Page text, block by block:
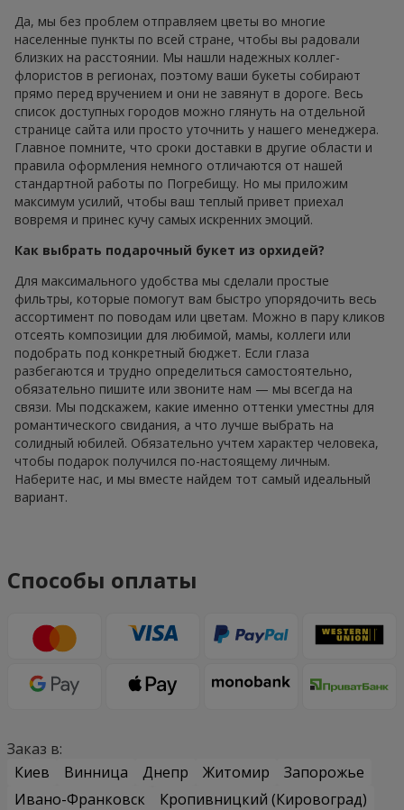
Да, мы без проблем отправляем цветы во многие
населенные пункты по всей стране, чтобы вы радовали
близких на расстоянии. Мы нашли надежных коллег-
флористов в регионах, поэтому ваши букеты собирают
прямо перед вручением и они не завянут в дороге. Весь
список доступных городов можно глянуть на отдельной
странице сайта или просто уточнить у нашего менеджера.
Главное помните, что сроки доставки в другие области и
правила оформления немного отличаются от нашей
стандартной работы по Погребищу. Но мы приложим
максимум усилий, чтобы ваш теплый привет приехал
вовремя и принес кучу самых искренних эмоций.
Как выбрать подарочный букет из орхидей?
Для максимального удобства мы сделали простые
фильтры, которые помогут вам быстро упорядочить весь
ассортимент по поводам или цветам. Можно в пару кликов
отсеять композиции для любимой, мамы, коллеги или
подобрать под конкретный бюджет. Если глаза
разбегаются и трудно определиться самостоятельно,
обязательно пишите или звоните нам — мы всегда на
связи. Мы подскажем, какие именно оттенки уместны для
романтического свидания, а что лучше выбрать на
солидный юбилей. Обязательно учтем характер человека,
чтобы подарок получился по-настоящему личным.
Наберите нас, и мы вместе найдем тот самый идеальный
вариант.
Способы оплаты
Заказ в:
Киев
Винница Днепр Житомир
Запорожье
Ивано-Франковск
Кропивницкий (Кировоград)